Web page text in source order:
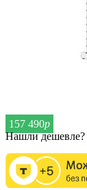
157 490р
Нашли дешевле?